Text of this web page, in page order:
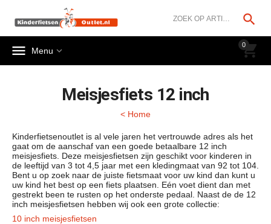

0

 Menu 
Meisjesfiets 12 inch
< Home
Kinderfietsenoutlet is al vele jaren het vertrouwde adres als het
gaat om de aanschaf van een goede betaalbare 12 inch
meisjesfiets. Deze meisjesfietsen zijn geschikt voor kinderen in
de leeftijd van 3 tot 4,5 jaar met een kledingmaat van 92 tot 104.
Bent u op zoek naar de juiste fietsmaat voor uw kind dan kunt u
uw kind het best op een fiets plaatsen. Eén voet dient dan met
gestrekt been te rusten op het onderste pedaal. Naast de de 12
inch meisjesfietsen hebben wij ook een grote collectie:
10 inch meisjesfietsen